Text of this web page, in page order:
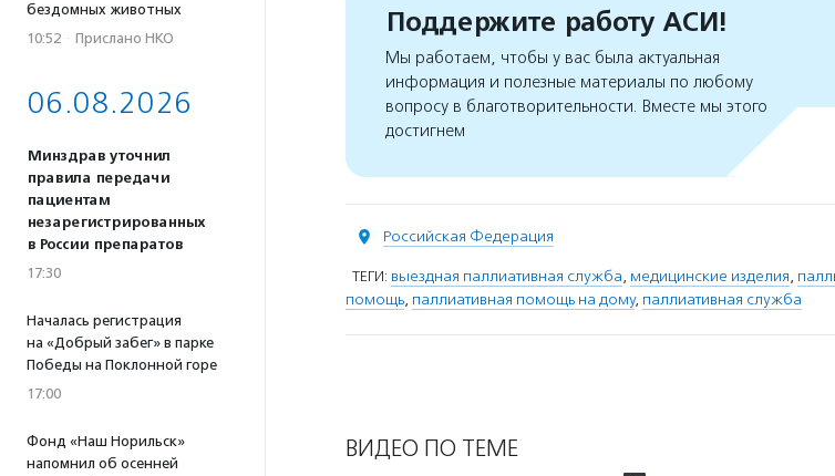
бездомных животных
10:52 · Прислано НКО
06.08.2026
Минздрав уточнил
правила передачи
пациентам
незарегистрированных
в России препаратов
17:30
Началась регистрация
на «Добрый забег» в парке
Победы на Поклонной горе
17:00
Фонд «Наш Норильск»
напомнил об осенней
Поддержите работу АСИ!
Мы работаем, чтобы у вас была актуальная
информация и полезные материалы по любому
вопросу в благотворительности. Вместе мы этого
достигнем
Российская Федерация
ТЕГИ: выездная паллиативная служба, медицинские изделия,
помощь, паллиативная помощь на дому, паллиативная служба
ВИДЕО ПО ТЕМЕ